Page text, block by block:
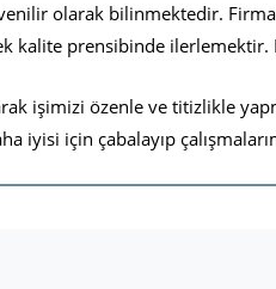
olarak bilinmektedir.
kalite prensibinde
işimizi özenle ve titizlikle
iyisi için çabalayıp